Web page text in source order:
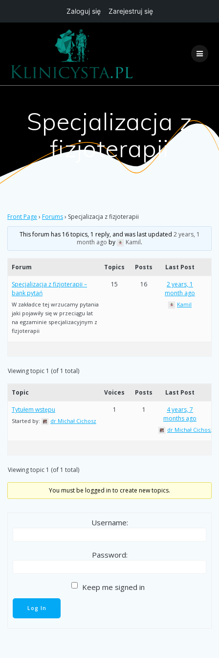
Zaloguj się Zarejestruj się
Specjalizacja z
fizjoterapii
Front Page › Forums› Specjalizacja z fizjoterapii
This forum has 16 topics, 1 reply, and was last updated 2 years, 1
month ago by Kamil.
Forum Topics Posts Last Post
Specjalizacja z fizjoterapii –
bank pytań
W zakładce tej wrzucamy pytania
jaki pojawiły się w przeciągu lat
na egzaminie specjalizacyjnym z
fizjoterapii
15 16
2 years, 1
month ago
Kamil
Viewing topic 1 (of 1 total)
Topic Voices Posts Last Post
Tytułem wstępu
Started by: dr Michał Cichosz
1 1
4 years, 7
months ago
dr Michał Cichosz
Viewing topic 1 (of 1 total)
You must be logged in to create new topics.
Username:
Password:
Keep me signed in
Log In